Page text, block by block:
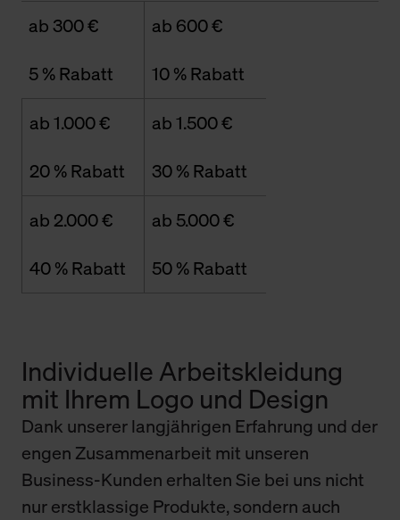
ab 300 €
5 % Rabatt
ab 600 €
10 % Rabatt
ab 1.000 €
20 % Rabatt
ab 1.500 €
30 % Rabatt
ab 2.000 €
40 % Rabatt
ab 5.000 €
50 % Rabatt
Individuelle Arbeitskleidung
mit Ihrem Logo und Design
Dank unserer langjährigen Erfahrung und der
engen Zusammenarbeit mit unseren
Business-Kunden erhalten Sie bei uns nicht
nur erstklassige Produkte, sondern auch